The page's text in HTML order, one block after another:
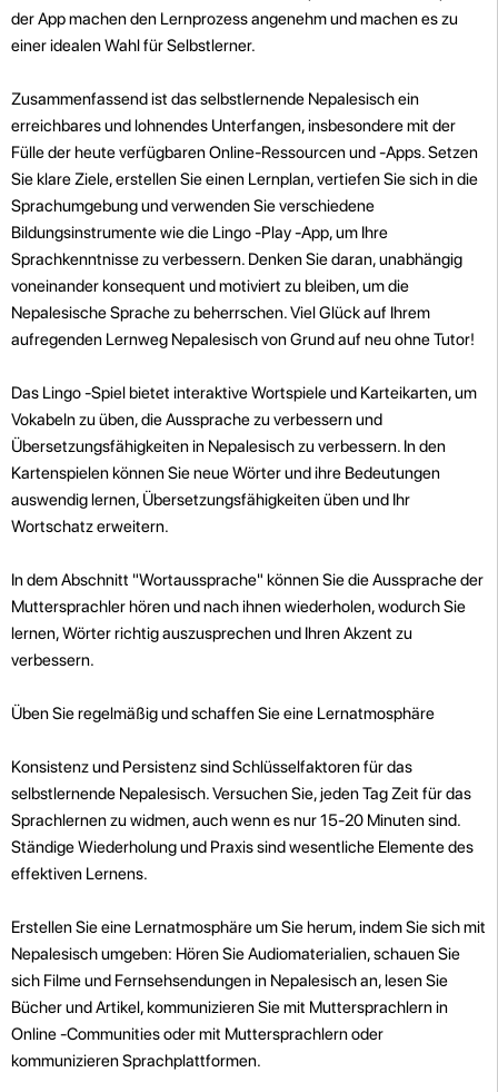
der App machen den Lernprozess angenehm und machen es zu
einer idealen Wahl für Selbstlerner.
Zusammenfassend ist das selbstlernende Nepalesisch ein
erreichbares und lohnendes Unterfangen, insbesondere mit der
Fülle der heute verfügbaren Online-Ressourcen und -Apps. Setzen
Sie klare Ziele, erstellen Sie einen Lernplan, vertiefen Sie sich in die
Sprachumgebung und verwenden Sie verschiedene
Bildungsinstrumente wie die Lingo -Play -App, um Ihre
Sprachkenntnisse zu verbessern. Denken Sie daran, unabhängig
voneinander konsequent und motiviert zu bleiben, um die
Nepalesische Sprache zu beherrschen. Viel Glück auf Ihrem
aufregenden Lernweg Nepalesisch von Grund auf neu ohne Tutor!
Das Lingo -Spiel bietet interaktive Wortspiele und Karteikarten, um
Vokabeln zu üben, die Aussprache zu verbessern und
Übersetzungsfähigkeiten in Nepalesisch zu verbessern. In den
Kartenspielen können Sie neue Wörter und ihre Bedeutungen
auswendig lernen, Übersetzungsfähigkeiten üben und Ihr
Wortschatz erweitern.
In dem Abschnitt "Wortaussprache" können Sie die Aussprache der
Muttersprachler hören und nach ihnen wiederholen, wodurch Sie
lernen, Wörter richtig auszusprechen und Ihren Akzent zu
verbessern.
Üben Sie regelmäßig und schaffen Sie eine Lernatmosphäre
Konsistenz und Persistenz sind Schlüsselfaktoren für das
selbstlernende Nepalesisch. Versuchen Sie, jeden Tag Zeit für das
Sprachlernen zu widmen, auch wenn es nur 15-20 Minuten sind.
Ständige Wiederholung und Praxis sind wesentliche Elemente des
effektiven Lernens.
Erstellen Sie eine Lernatmosphäre um Sie herum, indem Sie sich mit
Nepalesisch umgeben: Hören Sie Audiomaterialien, schauen Sie
sich Filme und Fernsehsendungen in Nepalesisch an, lesen Sie
Bücher und Artikel, kommunizieren Sie mit Muttersprachlern in
Online -Communities oder mit Muttersprachlern oder
kommunizieren Sprachplattformen.